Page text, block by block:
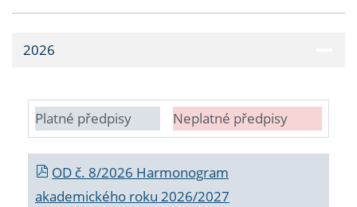
2026
Platné předpisy Neplatné předpisy
OD č. 8/2026 Harmonogram
akademického roku 2026/2027